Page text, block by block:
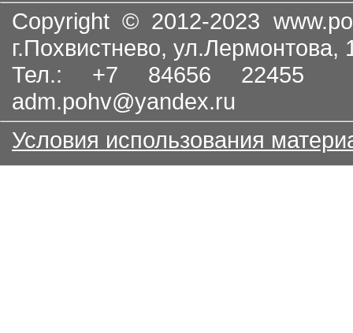
Copyright © 2012-2023
г.Похвистнево, ул.Лермонтова,
Тел.: +7 84656
adm.pohv@yandex.ru
Условия использования